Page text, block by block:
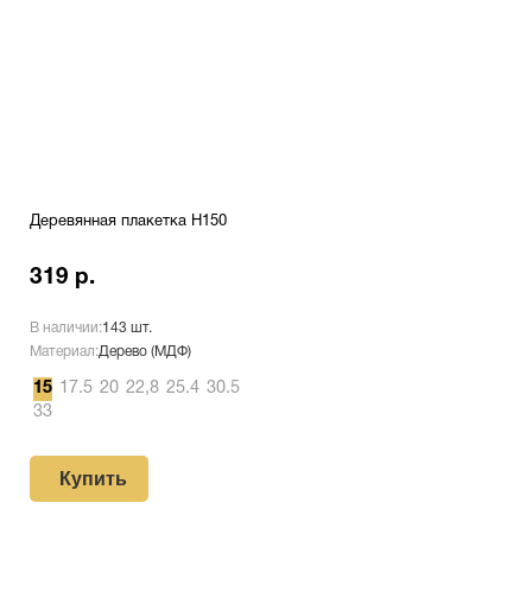
Деревянная плакетка H150
319 р.
В наличии:143 шт.
Материал:Дерево (МДФ)
15 17.5 20 22,8 25.4 30.5
33
Купить